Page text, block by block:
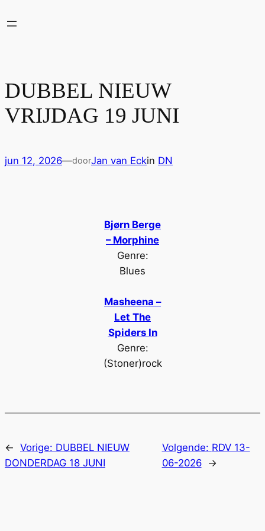
naar
DUBBEL NIEUW
VRIJDAG 19 JUNI
jun 12, 2026—doorJan van Eckin DN
Bjørn Berge
– Morphine
Genre:
Blues
Masheena –
Let The
Spiders In
Genre:
(Stoner)rock
← Vorige: DUBBEL NIEUW
DONDERDAG 18 JUNI
Volgende: RDV 13-
06-2026
→